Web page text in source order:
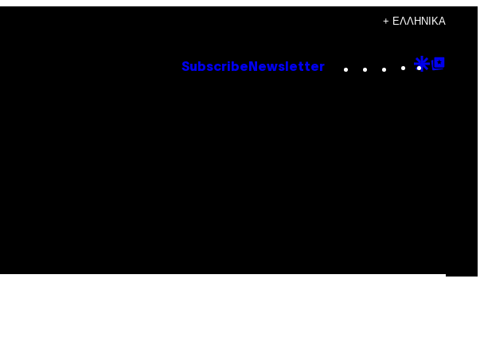
+ ΕΛΛΗΝΙΚΆ
Subscribe Newsletter Instagram
TikTok
YouTube
Google